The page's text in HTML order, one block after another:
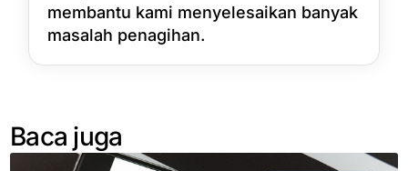
membantu kami menyelesaikan banyak
masalah penagihan.
Baca juga